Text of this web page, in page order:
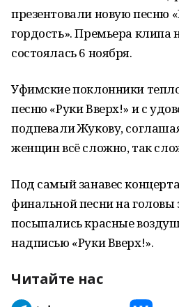
презентовали новую песню
гордость». Премьера клипа
состоялась 6 ноября.
Уфимские поклонники
песню «Руки Вверх!» и с
подпевали Жукову,
женщин всё сложно, так
Под самый занавес
финальной песни на головы
посыпались красные
надписью «Руки Вверх!».
Читайте нас